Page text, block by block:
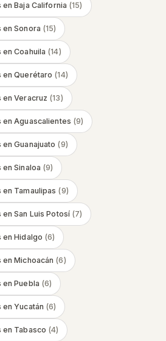
enBaja California (15)
enSonora (15)
enCoahuila (14)
enQuerétaro (14)
enVeracruz (13)
enAguascalientes (9)
enGuanajuato (9)
enSinaloa (9)
en Tamaulipas (9)
enSan Luis Potosí (7)
enHidalgo (6)
enMichoacán (6)
enPuebla (6)
enYucatán (6)
en Tabasco (4)